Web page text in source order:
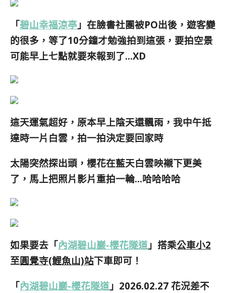
「碧山幸福涼亭 」在臉書社團被PO出後，遊客變
的很多，等了10分鐘才勉強拍到這張，要拍空景
可能早上七點就要來報到了…XD
這天運氣超好，原本早上陰天還飄雨，我中午抵
達時一片白雲，拍一拍決定要回家時
太陽突然探出頭，櫻花在藍天白雲映襯下更美
了，馬上把照片影片重拍一輪…哈哈哈哈
如果要去「內湖碧山巖-櫻花隧道 」搭乘公車小2
至圓覺寺(鯉魚山)站下車即可！
「內湖碧山巖-櫻花隧道 」2026.02.27 花況差不